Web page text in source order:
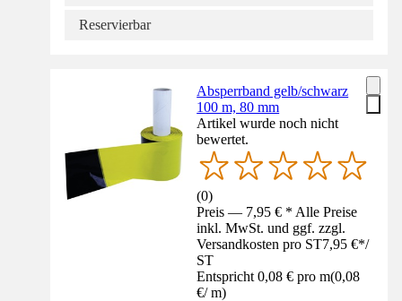
Reservierbar
Absperrband gelb/schwarz
100 m, 80 mm
Artikel wurde noch nicht
bewertet.
(0)
Preis — 7,95 € * Alle Preise
inkl. MwSt. und ggf. zzgl.
Versandkosten pro ST7,95 €*/
ST
Entspricht 0,08 € pro m(0,08
€/ m)